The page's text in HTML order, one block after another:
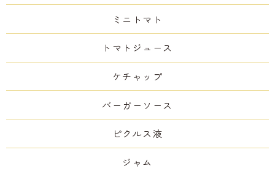
ミニトマト
トマトジュース
ケチャップ
バーガーソース
ピクルス液
ジャム